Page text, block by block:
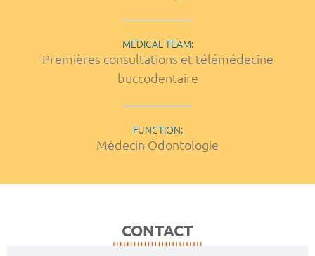
MEDICAL TEAM:
Premières consultations et télémédecine
buccodentaire
FUNCTION:
Médecin Odontologie
CONTACT